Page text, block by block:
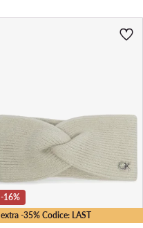
extra -35% Codice: LAST
-16%